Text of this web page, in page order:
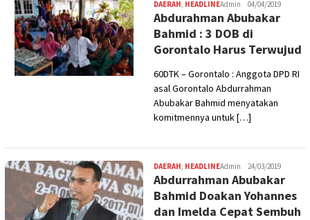
DAERAH, HEADLINEAdmin 04/04/2019
Abdurahman Abubakar
Bahmid : 3 DOB di
Gorontalo Harus Terwujud
60DTK – Gorontalo : Anggota DPD RI
asal Gorontalo Abdurrahman
Abubakar Bahmid menyatakan
komitmennya untuk […]
DAERAH, HEADLINEAdmin 24/03/2019
Abdurrahman Abubakar
Bahmid Doakan Yohannes
dan Imelda Cepat Sembuh